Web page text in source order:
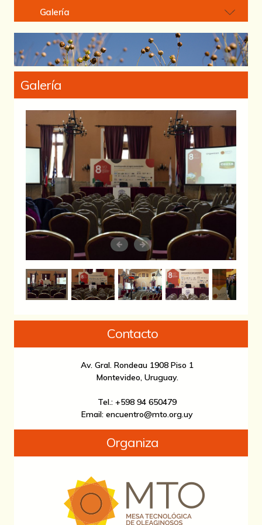
Galería
Galería
Contacto
Av. Gral. Rondeau 1908 Piso 1
Montevideo, Uruguay.
Tel.: +598 94 650479
Email: encuentro@mto.org.uy
Organiza